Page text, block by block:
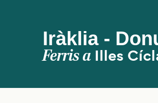
Iràklia -
Ferris a Illes